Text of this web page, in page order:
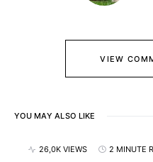
VIEW
YOU MAY ALSO LIKE
26,0K VIEWS 2 MINUTE